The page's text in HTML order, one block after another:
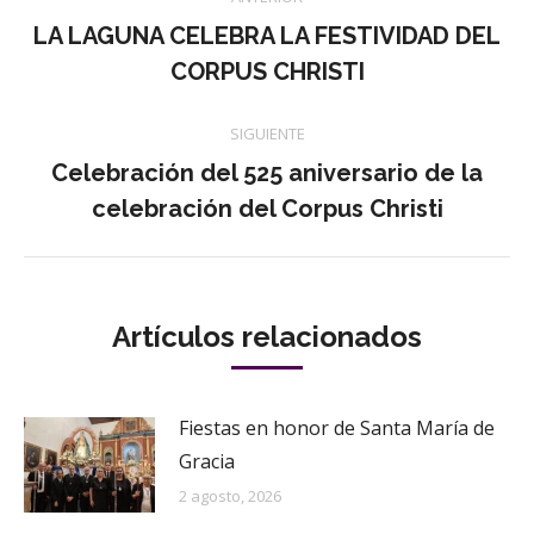
entre
publicaciones
Publicación
anterior:
LA LAGUNA CELEBRA LA FESTIVIDAD DEL
CORPUS CHRISTI
SIGUIENTE
Publicación
siguiente:
Celebración del 525 aniversario de la
celebración del Corpus Christi
Artículos relacionados
Fiestas en honor de Santa María de
Gracia
2 agosto, 2026